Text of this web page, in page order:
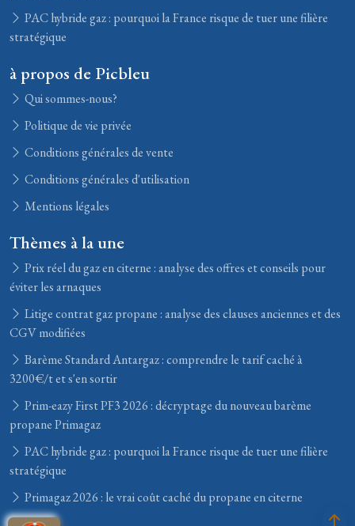
PAC hybride gaz : pourquoi la France risque de tuer une filière
stratégique
à propos de Picbleu
Qui sommes-nous?
Politique de vie privée
Conditions générales de vente
Conditions générales d'utilisation
Mentions légales
Thèmes à la une
Prix réel du gaz en citerne : analyse des offres et conseils pour
éviter les arnaques
Litige contrat gaz propane : analyse des clauses anciennes et des
CGV modifiées
Barème Standard Antargaz : comprendre le tarif caché à
3200€/t et s'en sortir
Prim-eazy First PF3 2026 : décryptage du nouveau barème
propane Primagaz
PAC hybride gaz : pourquoi la France risque de tuer une filière
stratégique
Primagaz 2026 : le vrai coût caché du propane en citerne